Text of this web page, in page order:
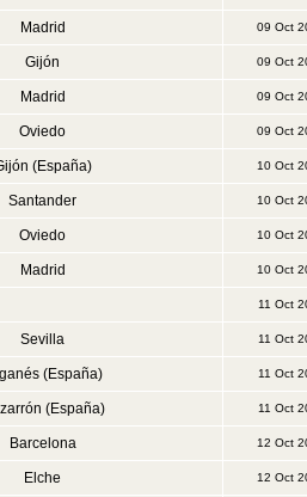
Madrid 09 Oct
Gijón 09 Oct
Madrid 09 Oct
Oviedo 09 Oct
(España) 10 Oct
Santander 10 Oct
Oviedo 10 Oct
Madrid 10 Oct
11 Oct
Sevilla 11 Oct
(España) 11 Oct
(España) 11 Oct
Barcelona 12 Oct
Elche 12 Oct